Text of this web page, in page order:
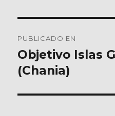
de
entradas
PUBLICADO EN
Objetivo Islas
(Chania)